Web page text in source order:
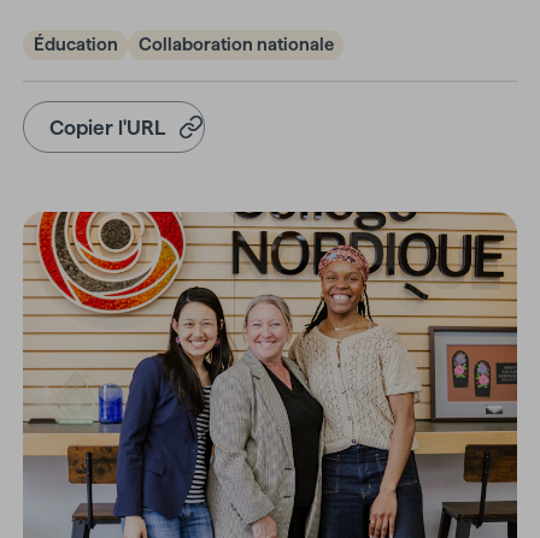
Éducation Collaboration nationale
Copier l'URL